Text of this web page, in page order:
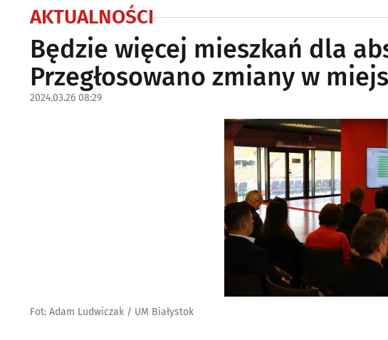
AKTUALNOŚCI
Będzie więcej mieszkań dla
Przegłosowano zmiany w
2024.03.26 08:29
Fot: Adam Ludwiczak / UM Białystok